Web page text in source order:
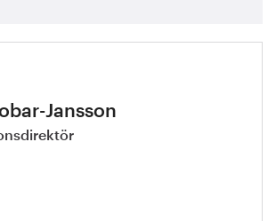
Jansson